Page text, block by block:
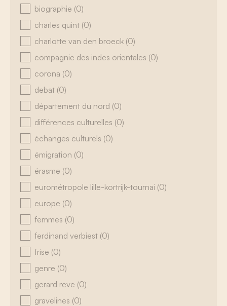
biographie (0)
charles quint (0)
charlotte van den broeck (0)
compagnie des indes orientales (0)
corona (0)
debat (0)
département du nord (0)
différences culturelles (0)
échanges culturels (0)
émigration (0)
érasme (0)
eurométropole lille-kortrijk-tournai (0)
europe (0)
femmes (0)
ferdinand verbiest (0)
frise (0)
genre (0)
gerard reve (0)
gravelines (0)